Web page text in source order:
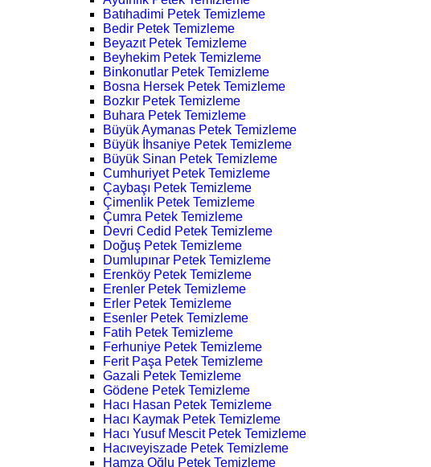
Batıhadimi Petek Temizleme
Bedir Petek Temizleme
Beyazıt Petek Temizleme
Beyhekim Petek Temizleme
Binkonutlar Petek Temizleme
Bosna Hersek Petek Temizleme
Bozkır Petek Temizleme
Buhara Petek Temizleme
Büyük Aymanas Petek Temizleme
Büyük İhsaniye Petek Temizleme
Büyük Sinan Petek Temizleme
Cumhuriyet Petek Temizleme
Çaybaşı Petek Temizleme
Çimenlik Petek Temizleme
Çumra Petek Temizleme
Devri Cedid Petek Temizleme
Doğuş Petek Temizleme
Dumlupınar Petek Temizleme
Erenköy Petek Temizleme
Erenler Petek Temizleme
Erler Petek Temizleme
Esenler Petek Temizleme
Fatih Petek Temizleme
Ferhuniye Petek Temizleme
Ferit Paşa Petek Temizleme
Gazali Petek Temizleme
Gödene Petek Temizleme
Hacı Hasan Petek Temizleme
Hacı Kaymak Petek Temizleme
Hacı Yusuf Mescit Petek Temizleme
Hacıveyiszade Petek Temizleme
Hamza Oğlu Petek Temizleme